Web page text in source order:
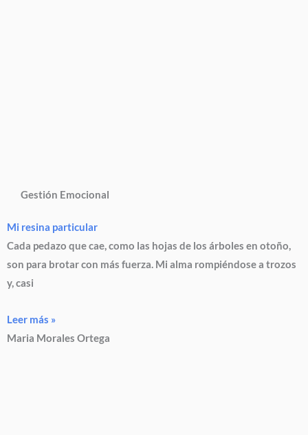
Gestión Emocional
Mi resina particular
Cada pedazo que cae, como las hojas de los árboles en otoño,
son para brotar con más fuerza. Mi alma rompiéndose a trozos
y, casi
Leer más »
Maria Morales Ortega